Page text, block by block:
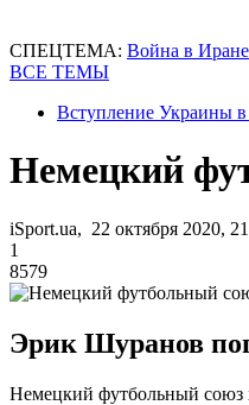
СПЕЦТЕМА: Война в Иране
ВСЕ ТЕМЫ
Вступление Украины
Немецкий
iSport.ua, 22 октября 2020,
1
8579
Эрик Шуранов
Немецкий футбольный союз